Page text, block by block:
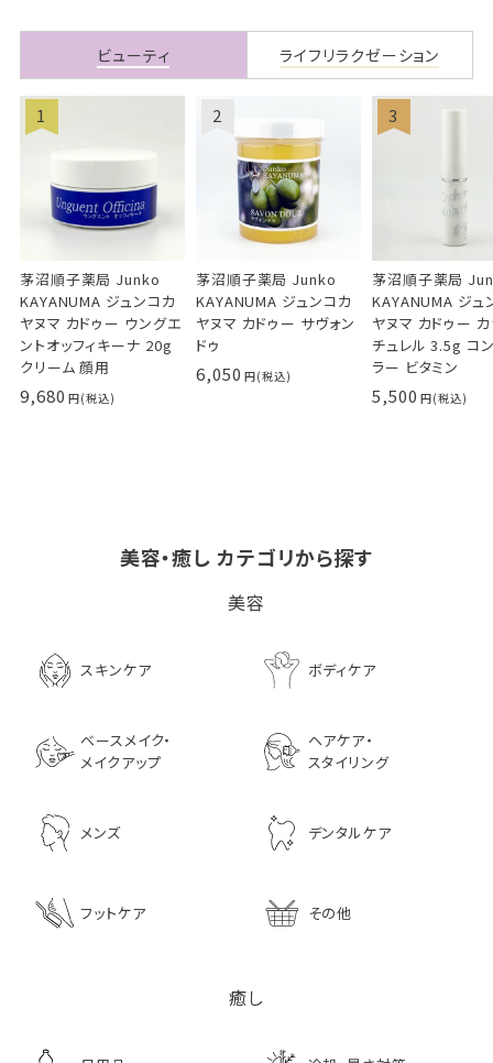
ビューティ ライフリラクゼーション
茅沼順子薬局 Junko
KAYANUMA ジュンコカ
ヤヌマ カドゥー ウングエ
ントオッフィキーナ 20g
クリーム 顔用
9,680
茅沼順子薬局 Junko
KAYANUMA ジュンコカ
ヤヌマ カドゥー サヴォン
ドゥ
6,050
茅沼順子薬局
KAYANUMA ジュ
ヤヌマ カドゥー
チュレル 3.5g コ
ラー ビタミン
5,500
LPLP（ルプルプ） エッ
センスカラートリートメン
美容・癒し カテゴリから探す
美容
スキンケア ボディケア
ベースメイク・
メイクアップ
ヘアケア・
スタイリング
メンズ デンタルケア
フットケア その他
癒し